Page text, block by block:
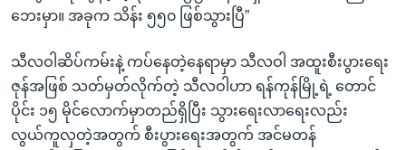
ဘေးမှာ။ အခုက သိန်း ၅၅၀ ဖြစ်သွားပြီ”
သီလဝါဆိပ်ကမ်းနဲ့ ကပ်နေတဲ့နေရာမှာ သီလဝါ အထူးစီးပွားရေး
ဇုန်အဖြစ် သတ်မှတ်လိုက်တဲ့ သီလဝါဟာ ရန်ကုန်မြို့ရဲ့ တောင်
ပိုင်း ၁၅ မိုင်လောက်မှာတည်ရှိပြီး သွားရေးလာရေးလည်း
လွယ်ကူလှတဲ့အတွက် စီးပွားရေးအတွက် အင်မတန်